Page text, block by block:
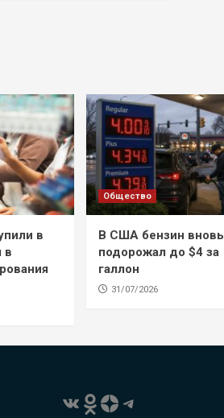
в
в
Общество
В США бензин вновь
подорожал до $4 за
галлон
31/07/2026